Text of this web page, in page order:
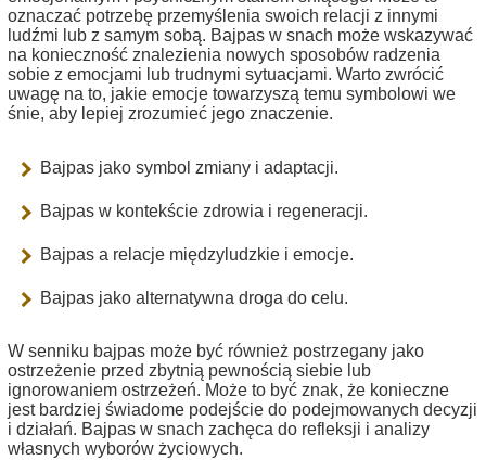
oznaczać potrzebę przemyślenia swoich relacji z innymi
ludźmi lub z samym sobą. Bajpas w snach może wskazywać
na konieczność znalezienia nowych sposobów radzenia
sobie z emocjami lub trudnymi sytuacjami. Warto zwrócić
uwagę na to, jakie emocje towarzyszą temu symbolowi we
śnie, aby lepiej zrozumieć jego znaczenie.
Bajpas jako symbol zmiany i adaptacji.
Bajpas w kontekście zdrowia i regeneracji.
Bajpas a relacje międzyludzkie i emocje.
Bajpas jako alternatywna droga do celu.
W senniku bajpas może być również postrzegany jako
ostrzeżenie przed zbytnią pewnością siebie lub
ignorowaniem ostrzeżeń. Może to być znak, że konieczne
jest bardziej świadome podejście do podejmowanych decyzji
i działań. Bajpas w snach zachęca do refleksji i analizy
własnych wyborów życiowych.